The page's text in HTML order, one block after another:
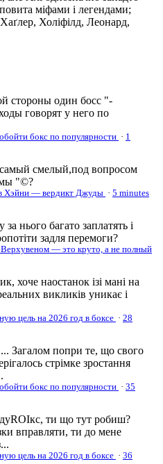
стороны один босс "-
говорят у него по
бокс по популярности · 1
смелый,под вопросом
мы "©?
Хэйни — вердикт Джуды · 5 minutes
нього багато заплатять і
задля перемоги?
— это круто, а не полный
хоче наостанок ізі мані на
викликів уникає і
цель на 2026 год в боксе · 28
... Загалом попри те, що свого
стрімке зростання
бокс по популярности · 35
ти що тут робиш?
вправляти, ти до мене
цель на 2026 год в боксе · 36